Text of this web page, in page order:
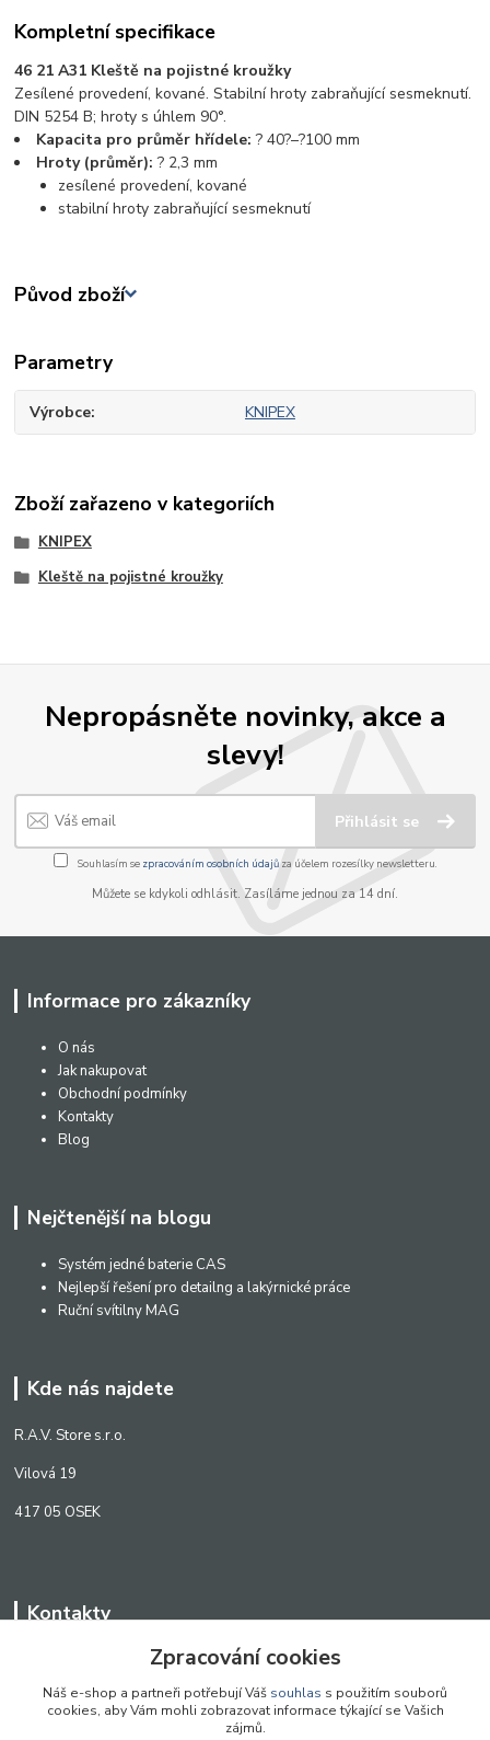
Kompletní specifikace
46 21 A31 Kleště na pojistné kroužky
Zesílené provedení, kované. Stabilní hroty zabraňující sesmeknutí.
DIN 5254 B; hroty s úhlem 90°.
Kapacita pro průměr hřídele:? 40?–?100 mm
Hroty (průměr):? 2,3 mm
zesílené provedení, kované
stabilní hroty zabraňující sesmeknutí
Původ zboží
Parametry
Výrobce KNIPEX
Zboží zařazeno v kategoriích
KNIPEX
Kleště na pojistné kroužky
Nepropásněte novinky, akce a
slevy!
Přihlásit se
Souhlasím se zpracováním osobních údajůza účelem rozesílky newsletteru.
Můžete se kdykoli odhlásit. Zasíláme jednou za 14 dní.
Informace pro zákazníky
O nás
Jak nakupovat
Obchodní podmínky
Kontakty
Blog
Nejčtenější na blogu
Systém jedné baterie CAS
Nejlepší řešení pro detailng a lakýrnické práce
Ruční svítilny MAG
Kde nás najdete
R.A.V. Store s.r.o.
Vilová 19
417 05 OSEK
Kontakty
+420 776 242 909
Zpracování cookies
Náš e-shop a partneři potřebují Váš souhlas s použitím souborů
cookies, aby Vám mohli zobrazovat informace týkající se Vašich
zájmů.